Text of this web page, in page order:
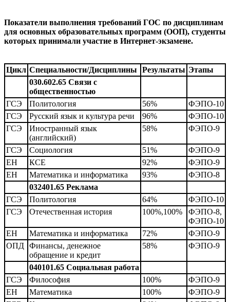
Показатели выполнения требований ГОС по дисциплинам
для основных образовательных программ (ООП), студенты
которых принимали участие в Интернет-экзамене.
Цикл Специальности/Дисциплины Результаты Этапы
030.602.65 Связи с
общественностью
ГСЭ
Политология 56%
ФЭПО-10
ГСЭ
Русский язык и культура речи 96%
ФЭПО-10
ГСЭ
Иностранный язык
(английский)
58% ФЭПО-9
ГСЭ Социология 51%
ФЭПО-9
ЕН
КСЕ 92%
ФЭПО-9
ЕН
Математика и информатика 93%
ФЭПО-8
032401.65 Реклама
ГСЭ
Политология 64%
ФЭПО-10
ГСЭ
Отечественная история 100%,100%
ФЭПО-8,
ФЭПО-10
ЕН
Математика и информатика 72%
ФЭПО-9
ОПД Финансы, денежное
обращение и кредит
58% ФЭПО-9
040101.65 Социальная работа
ГСЭ
Философия 100%
ФЭПО-9
ЕН
Математика 100%
ФЭПО-9